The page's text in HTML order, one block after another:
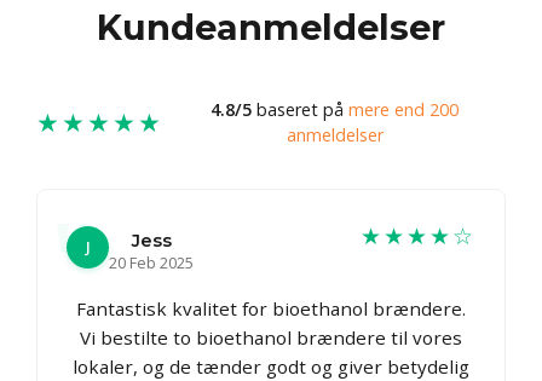
Kundeanmeldelser
★★★★★ 4.8/5 baseret på mere end 200
anmeldelser
J
Jess
20 Feb 2025
★★★★☆
Fantastisk kvalitet for bioethanol brændere.
Vi bestilte to bioethanol brændere til vores
lokaler, og de tænder godt og giver betydelig